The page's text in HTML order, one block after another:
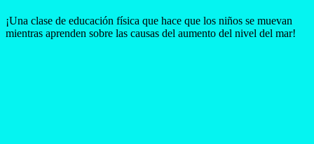
¡Una clase de educación física que hace que los niños se muevan
mientras aprenden sobre las causas del aumento del nivel del mar!